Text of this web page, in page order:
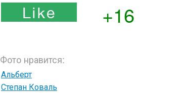
+16
Фото нравится:
Альберт
Степан Коваль